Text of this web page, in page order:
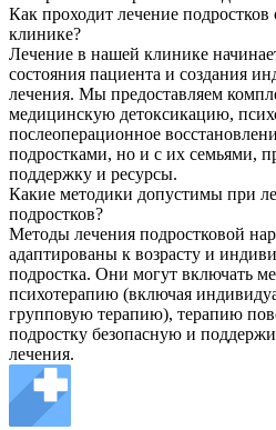
Как проходит лечение
клинике?
Лечение в нашей клинике
состояния пациента и создания
лечения. Мы предоставляем
медицинскую детоксикацию,
послеоперационное
подростками, но и с их семьями,
поддержку и ресурсы.
Какие методики допустимы при
подростков?
Методы лечения подростковой
адаптированы к возрасту и
подростка. Они могут включать
психотерапию (включая
групповую терапию), терапию
подростку безопасную и
лечения.